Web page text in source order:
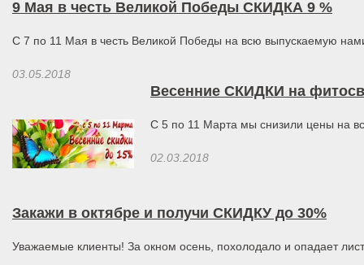
9 Мая в честь Великой Победы СКИДКА 9 %
С 7 по 11 Мая в честь Великой Победы на всю выпускаемую
03.05.2018
Весенние СКИДКИ на
С 5 по 11 Марта мы снизили цены на
02.03.2018
Закажи в октябре и получи СКИДКУ до 30%
Уважаемые клиенты! За окном осень, похолодало и опадает